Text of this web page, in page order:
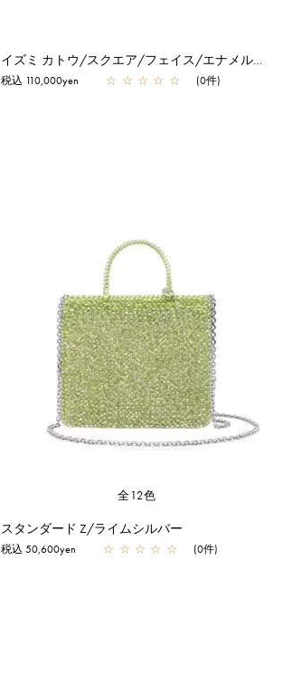
イズミ カトウ/スクエア/フェイス/エナメルナイトブルー
税込 110,000yen ☆ ☆ ☆ ☆ ☆ (0件)
全12色
スタンダード Z/ライムシルバー
税込 50,600yen ☆ ☆ ☆ ☆ ☆ (0件)